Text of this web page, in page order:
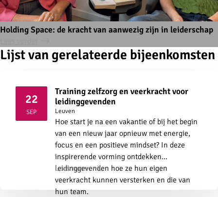
Holding Space: de kracht van aanwezig zijn in leiderschap
Lijst van gerelateerde bijeenkomsten
22
SEP2026
Training zelfzorg en veerkracht voor
leidinggevenden
Leuven
Hoe start je na een vakantie of bij het begin
van een nieuw jaar opnieuw met energie,
focus en een positieve mindset? In deze
inspirerende vorming ontdekken
leidinggevenden hoe ze hun eigen
veerkracht kunnen versterken en die van
hun team.
Lees meer